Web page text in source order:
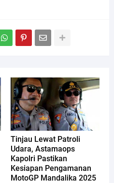
Tinjau Lewat Patroli
Udara, Astamaops
Kapolri Pastikan
Kesiapan Pengamanan
MotoGP Mandalika 2025